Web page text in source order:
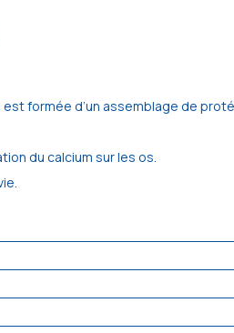
formée d’un assemblage de
du calcium sur les os.